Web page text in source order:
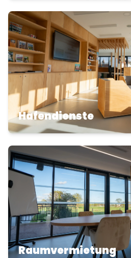
Hafendienste
Raumvermietung